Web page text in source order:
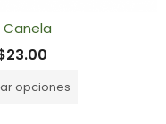
23.00
opciones